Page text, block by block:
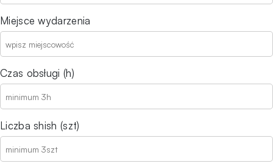
Miejsce wydarzenia
Czas obsługi (h)
Liczba shish (szt)